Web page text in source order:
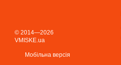
© 2014—2026
VMISKE.ua
Мобільна версія